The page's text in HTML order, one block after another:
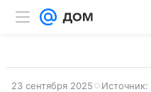
23 сентября 2025 Источник: